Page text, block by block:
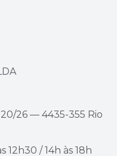
26 — 4435-355 Rio
12h30 / 14h às 18h